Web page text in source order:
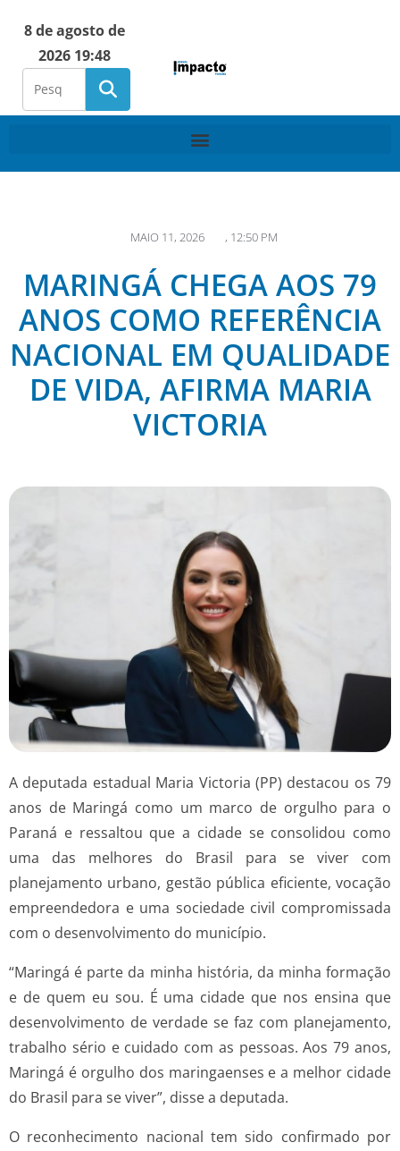
8 de agosto de
2026 19:48
MAIO 11, 2026 , 12:50 PM
MARINGÁ CHEGA AOS 79
ANOS COMO REFERÊNCIA
NACIONAL EM QUALIDADE
DE VIDA, AFIRMA MARIA
VICTORIA
A deputada estadual Maria Victoria (PP) destacou os 79
anos de Maringá como um marco de orgulho para o
Paraná e ressaltou que a cidade se consolidou como
uma das melhores do Brasil para se viver com
planejamento urbano, gestão pública eficiente, vocação
empreendedora e uma sociedade civil compromissada
com o desenvolvimento do município.
“Maringá é parte da minha história, da minha formação
e de quem eu sou. É uma cidade que nos ensina que
desenvolvimento de verdade se faz com planejamento,
trabalho sério e cuidado com as pessoas. Aos 79 anos,
Maringá é orgulho dos maringaenses e a melhor cidade
do Brasil para se viver”, disse a deputada.
O reconhecimento nacional tem sido confirmado por